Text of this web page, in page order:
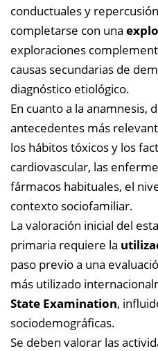
conductuales y
completarse con una
exploraciones
causas secundarias de
diagnóstico etiológico.
En cuanto a la anamnesis,
antecedentes más
los hábitos tóxicos y los
cardiovascular, las
fármacos habituales, el
contexto sociofamiliar.
La valoración inicial del
primaria requiere la
paso previo a una
más utilizado
State Examination,
sociodemográficas.
Se deben valorar las